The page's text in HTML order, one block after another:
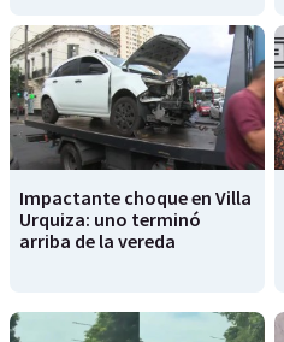
Impactante choque en Villa
Urquiza: uno terminó
arriba de la vereda